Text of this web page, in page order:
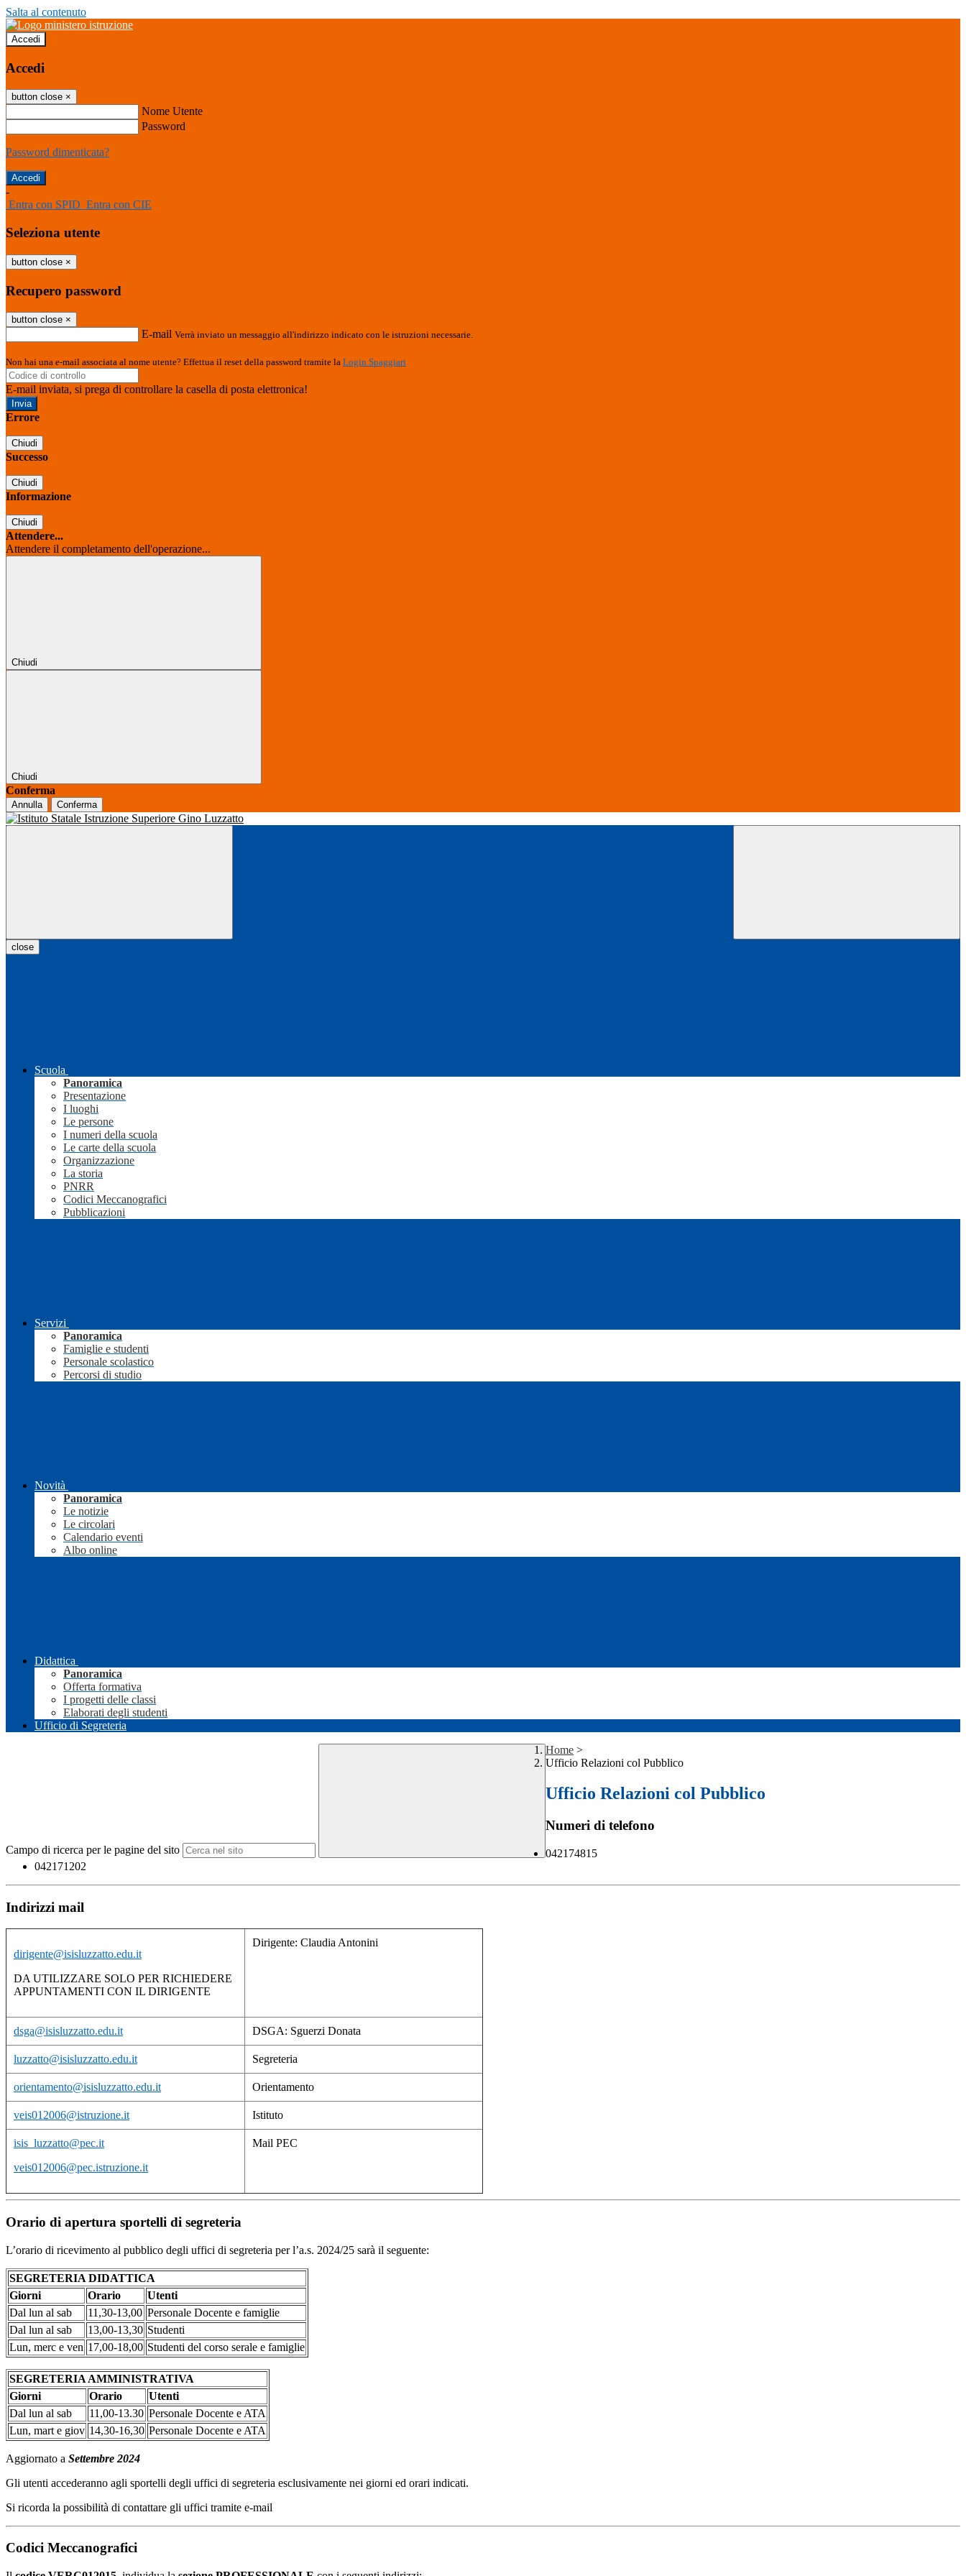
Salta al contenuto
Accedi
Accedi
button close ×
Nome Utente
Password
Password dimenticata?
-
Entra con SPID Entra con CIE
Seleziona utente
button close ×
Recupero password
button close ×
E-mail Verrà inviato un messaggio all'indirizzo indicato con le istruzioni necessarie.
Non hai una e-mail associata al nome utente? Effettua il reset della password tramite la Login Spaggiari
E-mail inviata, si prega di controllare la casella di posta elettronica!
Errore
Chiudi
Successo
Chiudi
Informazione
Chiudi
Attendere...
Attendere il completamento dell'operazione...
Chiudi
Chiudi
Conferma
Annulla Conferma
close
Scuola
Panoramica
Presentazione
I luoghi
Le persone
I numeri della scuola
Le carte della scuola
Organizzazione
La storia
PNRR
Codici Meccanografici
Pubblicazioni
Servizi
Panoramica
Famiglie e studenti
Personale scolastico
Percorsi di studio
Novità
Panoramica
Le notizie
Le circolari
Calendario eventi
Albo online
Didattica
Panoramica
Offerta formativa
I progetti delle classi
Elaborati degli studenti
Ufficio di Segreteria
Campo di ricerca per le pagine del sito
Home >
Ufficio Relazioni col Pubblico
Ufficio Relazioni col Pubblico
Numeri di telefono
042174815
042171202
Indirizzi mail
dirigente@isisluzzatto.edu.it
DA UTILIZZARE SOLO PER RICHIEDERE
APPUNTAMENTI CON IL DIRIGENTE
Dirigente: Claudia Antonini
dsga@isisluzzatto.edu.it DSGA: Sguerzi Donata
luzzatto@isisluzzatto.edu.it Segreteria
orientamento@isisluzzatto.edu.it Orientamento
veis012006@istruzione.it Istituto
isis_luzzatto@pec.it
veis012006@pec.istruzione.it
Mail PEC
Orario di apertura sportelli di segreteria
L’orario di ricevimento al pubblico degli uffici di segreteria per l’a.s. 2024/25 sarà il seguente:
SEGRETERIA DIDATTICA
Giorni
Orario
Utenti
Dal lun al sab
11,30-13,00 Personale Docente e famiglie
Dal lun al sab
13,00-13,30 Studenti
Lun, merc e ven 17,00-18,00 Studenti del corso serale e famiglie
SEGRETERIA AMMINISTRATIVA
Giorni
Orario
Utenti
Dal lun al sab
11,00-13.30 Personale Docente e ATA
Lun, mart e giov 14,30-16,30 Personale Docente e ATA
Aggiornato a Settembre 2024
Gli utenti accederanno agli sportelli degli uffici di segreteria esclusivamente nei giorni ed orari indicati.
Si ricorda la possibilità di contattare gli uffici tramite e-mail
Codici Meccanografici